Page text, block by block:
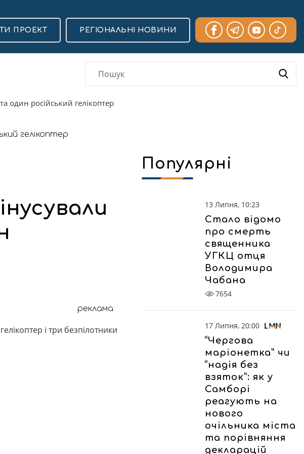
ПРОЕКТ РЕГІОНАЛЬНІ НОВИНИ
один російський гелікоптер
реклама
і три безпілотники
Популярні
13 Липня, 10:23
Стало відомо
про смерть
священника
УГКЦ отця
Володимира
Чабана
7654
17 Липня, 20:00
“Чергова
маріонетка” чи
“надія без
взяток”: як у
Самборі
реагують на
нового
очільника міста
та порівняння
декларацій